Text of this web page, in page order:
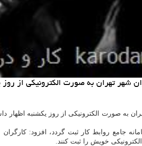
شهر تهران به صورت الكترونیكی از
به صورت الكترونیكی از روز یكشنبه
جامع روابط كار ثبت گردد، افزود: